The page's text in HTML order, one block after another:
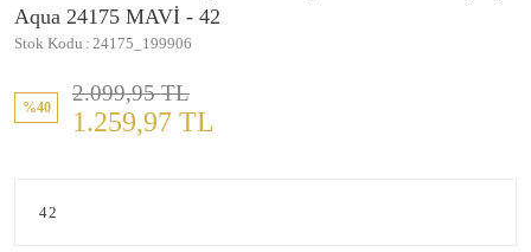
Aqua 24175 MAVİ - 42
Stok Kodu 24175_199906
%40
2.099,95 TL
1.259,97 TL